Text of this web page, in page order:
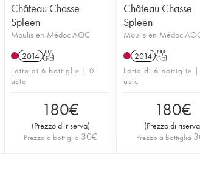
Château Chasse
Spleen
Moulis-en-Médoc AOC
2014 T
Lotto di 6 bottiglie | 0
aste
180€
(Prezzo di riserva)
Prezzo a bottiglia 30€
Château Chasse
Spleen
Moulis-en-Médoc
2014 T
Lotto di 6 bottiglie
aste
180€
(Prezzo di riserva
Prezzo a bottiglia